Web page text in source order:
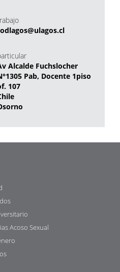
Alcalde Fuchslocher
Pab, Docente 1piso
107
Acoso Sexual